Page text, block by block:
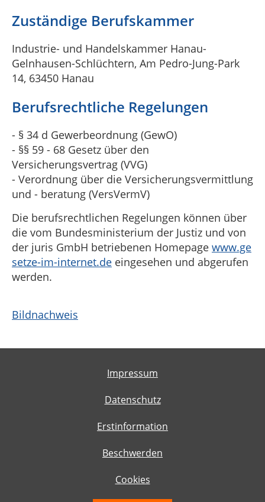
Zuständige Berufskammer
Industrie- und Handelskammer Hanau-
Gelnhausen-Schlüchtern, Am Pedro-Jung-Park
14, 63450 Hanau
Berufsrechtliche Regelungen
- § 34 d Gewerbeordnung (GewO)
- §§ 59 - 68 Gesetz über den
Versicherungsvertrag (VVG)
- Verordnung über die Versicherungsvermittlung
und - beratung (VersVermV)
Die berufsrechtlichen Regelungen können über
die vom Bundesministerium der Justiz und von
der juris GmbH betriebenen Homepage www.ge
setze-im-internet.de eingesehen und abgerufen
werden.
Bildnachweis
Impressum
Datenschutz
Erstinformation
Beschwerden
Cookies